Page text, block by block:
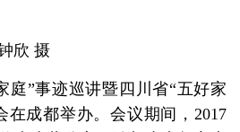
欣 摄
庭”事迹巡讲暨四川省“五好家
在成都举办。会议期间，2017